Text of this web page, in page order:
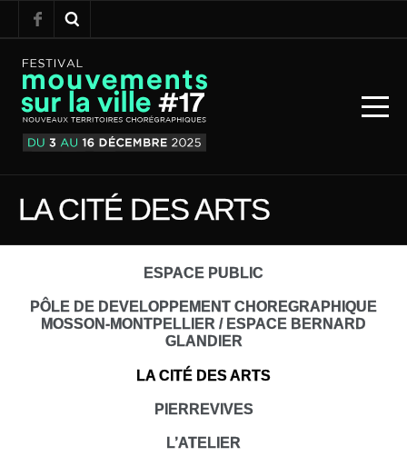
LA CITÉ DES ARTS
ESPACE PUBLIC
PÔLE DE DEVELOPPEMENT CHOREGRAPHIQUE
MOSSON-MONTPELLIER / ESPACE BERNARD
GLANDIER
LA CITÉ DES ARTS
PIERREVIVES
L’ATELIER